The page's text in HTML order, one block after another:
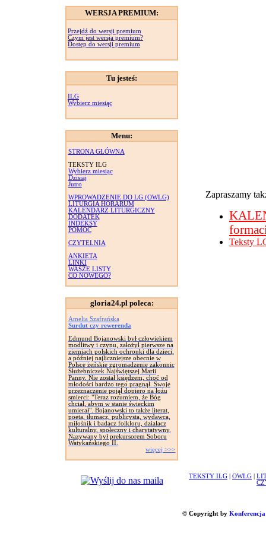
WERSJA PREMIUM:
Przejdź do wersji premium
Czym jest wersja premium?
Dostęp do wersji premium
Tu jesteś:
ILG
Wybierz miesiąc
Menu:
STRONA GŁÓWNA
TEKSTY ILG
Wybierz miesiąc
Dzisiaj
Jutro
WPROWADZENIE DO LG (OWLG)
LITURGIA HORARUM
KALENDARZ LITURGICZNY
DODATEK
INDEKSY
POMOC
CZYTELNIA
ANKIETA
LINKI
WASZE LISTY
CO NOWEGO?
gloria24.pl poleca:
Amelia Szafrańska
Surdut czy rewerenda
Edmund Bojanowski był człowiekiem
modlitwy i czynu, założył pierwsze na
ziemiach polskich ochronki dla dzieci,
a później najliczniejsze obecnie w
Polsce żeńskie zgromadzenie zakonnic
Służebniczek Najświętszej Marii
Panny. Nie został księdzem, choć od
młodości bardzo tego pragnął. Swoje
przeznaczenie pojął dopiero na łożu
smierci: "Teraz rozumiem, że Bóg
chciał, abym w stanie świeckim
umierał". Bojanowski to także literat,
poeta, tłumacz, publicysta, wydawca,
miłośnik i badacz folkloru, działacz
kulturalny, społeczny i charytatywny.
Nazywany był prekursorem Soboru
Watykańskiego II.
więcej >>>
Zapraszamy
Teksty
TEKSTY ILG OWLG
© Copyright by Konferencja